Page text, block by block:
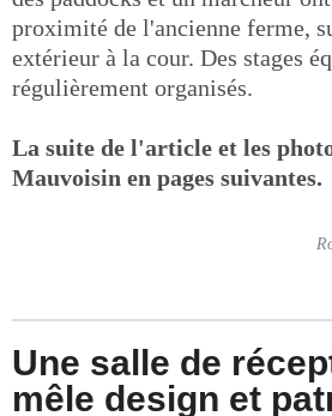
proximité de l'ancienne ferme,
extérieur à la cour. Des stages
régulièrement organisés.
La suite de l'article et les
Mauvoisin en pages suivantes.
Une salle de
mêle design et